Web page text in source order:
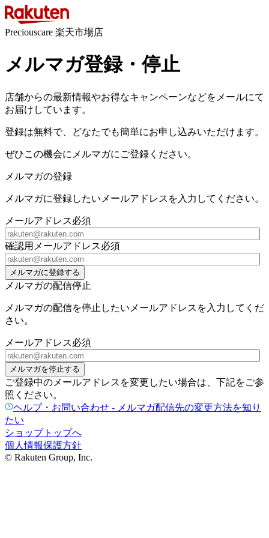
Preciouscare 楽天市場店
メルマガ登録・停止
店舗からの最新情報やお得なキャンペーンなどをメールにて
お届けしています。
登録は無料で、どなたでも簡単にお申し込みいただけます。
ぜひこの機会にメルマガにご登録ください。
メルマガの登録
メルマガに登録したいメールアドレスを入力してください。
メールアドレス必須
確認用メールアドレス必須
メルマガに登録する
メルマガの配信停止
メルマガの配信を停止したいメールアドレスを入力してくだ
さい。
メールアドレス必須
メルマガを停止する
ご登録中のメールアドレスを変更したい場合は、下記をご参
照ください。
ヘルプ・お問い合わせ - メルマガ配信先の変更方法を知り
たい
ショップトップへ
個人情報保護方針
© Rakuten Group, Inc.